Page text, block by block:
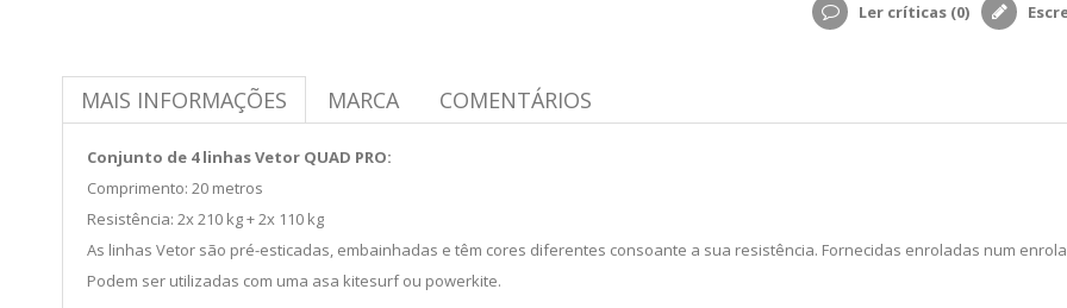
Ler críticas (0)
MAIS INFORMAÇÕES MARCA COMENTÁRIOS
Conjunto de 4 linhas Vetor QUAD PRO:
Comprimento: 20 metros
Resistência: 2x 210 kg + 2x 110 kg
As linhas Vetor são pré-esticadas, embainhadas e têm cores diferentes consoante a sua resistência. Fornecidas enroladas num
Podem ser utilizadas com uma asa kitesurf ou powerkite.